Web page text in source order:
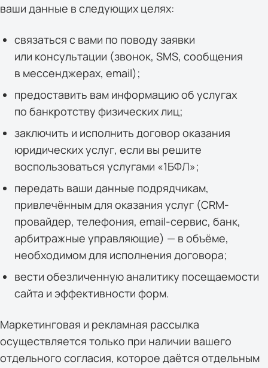
ваши данные в следующих целях:
связаться с вами по поводу заявки
или консультации (звонок, SMS, сообщения
в мессенджерах, email);
предоставить вам информацию об услугах
по банкротству физических лиц;
заключить и исполнить договор оказания
юридических услуг, если вы решите
воспользоваться услугами «1БФЛ»;
передать ваши данные подрядчикам,
привлечённым для оказания услуг (CRM-
провайдер, телефония, email-сервис, банк,
арбитражные управляющие) — в объёме,
необходимом для исполнения договора;
вести обезличенную аналитику посещаемости
сайта и эффективности форм.
Маркетинговая и рекламная рассылка
осуществляется только при наличии вашего
отдельного согласия, которое даётся отдельным